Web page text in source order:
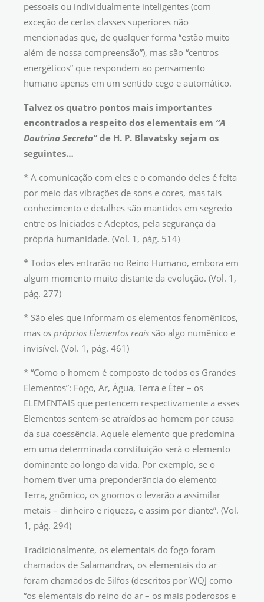
pessoais ou individualmente inteligentes (com
exceção de certas classes superiores não
mencionadas que, de qualquer forma “estão muito
além de nossa compreensão”), mas são “centros
energéticos” que respondem ao pensamento
humano apenas em um sentido cego e automático.
Talvez os quatro pontos mais importantes
encontrados a respeito dos elementais em “A
Doutrina Secreta”de H. P. Blavatsky sejam os
seguintes…
* A comunicação com eles e o comando deles é feita
por meio das vibrações de sons e cores, mas tais
conhecimento e detalhes são mantidos em segredo
entre os Iniciados e Adeptos, pela segurança da
própria humanidade. (Vol. 1, pág. 514)
* Todos eles entrarão no Reino Humano, embora em
algum momento muito distante da evolução. (Vol. 1,
pág. 277)
* São eles que informam os elementos fenomênicos,
mas os próprios Elementos reais são algo numênico e
invisível. (Vol. 1, pág. 461)
* “Como o homem é composto de todos os Grandes
Elementos”: Fogo, Ar, Água, Terra e Éter – os
ELEMENTAIS que pertencem respectivamente a esses
Elementos sentem-se atraídos ao homem por causa
da sua coessência. Aquele elemento que predomina
em uma determinada constituição será o elemento
dominante ao longo da vida. Por exemplo, se o
homem tiver uma preponderância do elemento
Terra, gnômico, os gnomos o levarão a assimilar
metais – dinheiro e riqueza, e assim por diante”. (Vol.
1, pág. 294)
Tradicionalmente, os elementais do fogo foram
chamados de Salamandras, os elementais do ar
foram chamados de Silfos (descritos por WQJ como
“os elementais do reino do ar – os mais poderosos e